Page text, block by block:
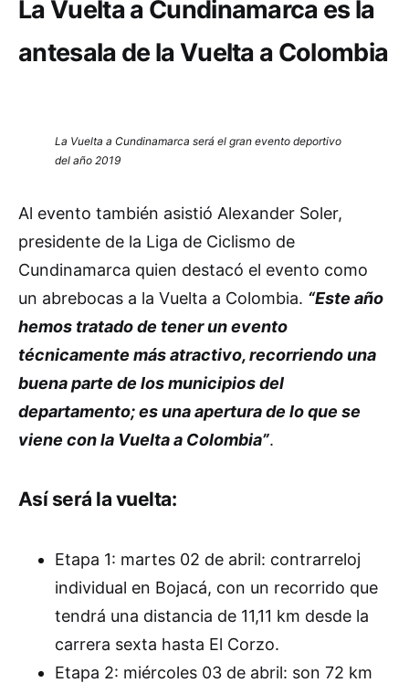
La Vuelta a Cundinamarca es la
antesala de la Vuelta a Colombia
La Vuelta a Cundinamarca será el gran evento deportivo
del año 2019
Al evento también asistió Alexander Soler,
presidente de la Liga de Ciclismo de
Cundinamarca quien destacó el evento como
un abrebocas a la Vuelta a Colombia. “Este año
hemos tratado de tener un evento
técnicamente más atractivo, recorriendo una
buena parte de los municipios del
departamento; es una apertura de lo que se
viene con la Vuelta a Colombia”.
Así será la vuelta:
Etapa 1: martes 02 de abril: contrarreloj
individual en Bojacá, con un recorrido que
tendrá una distancia de 11,11 km desde la
carrera sexta hasta El Corzo.
Etapa 2: miércoles 03 de abril: son 72 km